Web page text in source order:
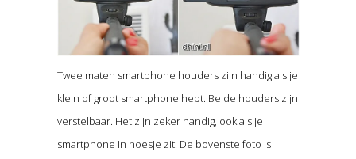
Twee maten smartphone houders zijn handig als je
klein of groot smartphone hebt. Beide houders zijn
verstelbaar. Het zijn zeker handig, ook als je
smartphone in hoesje zit. De bovenste foto is